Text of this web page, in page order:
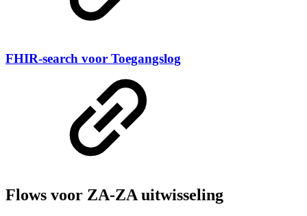
FHIR-search voor Toegangslog
Flows voor ZA-ZA uitwisseling